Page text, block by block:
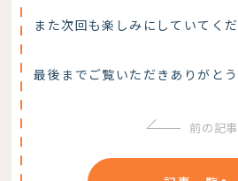
また次回も楽しみにしていてくだ
最後までご覧いただきありがと
前の記